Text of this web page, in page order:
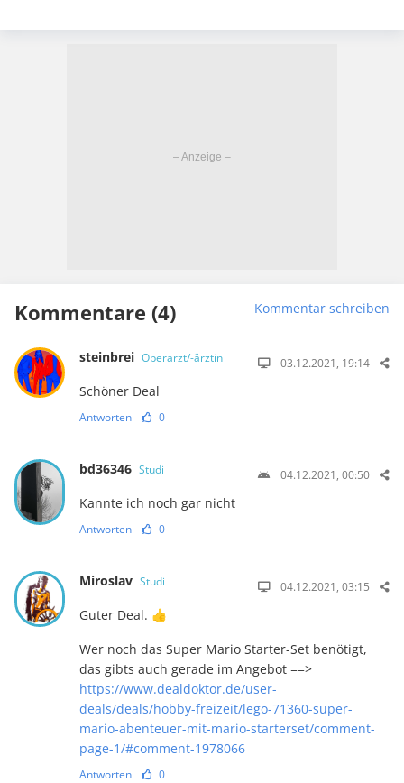
Kommentare (4) Kommentar schreiben
steinbrei Oberarzt/-ärztin 03.12.2021, 19:14
Schöner Deal
Antworten 0
bd36346 Studi 04.12.2021, 00:50
Kannte ich noch gar nicht
Antworten 0
Miroslav Studi 04.12.2021, 03:15
Guter Deal. 👍
Wer noch das Super Mario Starter-Set benötigt,
das gibts auch gerade im Angebot ==>
https://www.dealdoktor.de/user-
deals/deals/hobby-freizeit/lego-71360-super-
mario-abenteuer-mit-mario-starterset/comment-
page-1/#comment-1978066
Antworten 0